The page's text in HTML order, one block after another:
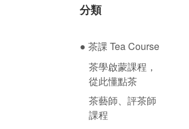
分類
● 茶課 Tea Course
茶學啟蒙課程，
從此懂點茶
茶藝師、評茶師
課程